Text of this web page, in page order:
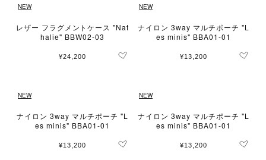
NEW
レザー フラグメントケース "Nat
halie" BBW02-03
¥24,200
NEW
ナイロン 3way マルチポーチ "L
es minis" BBA01-01
¥13,200
NEW
ナイロン 3way マルチポーチ "L
es minis" BBA01-01
¥13,200
NEW
ナイロン 3way マルチポーチ "L
es minis" BBA01-01
¥13,200